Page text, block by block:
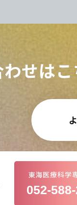
せはこ
東海医療科学
052-